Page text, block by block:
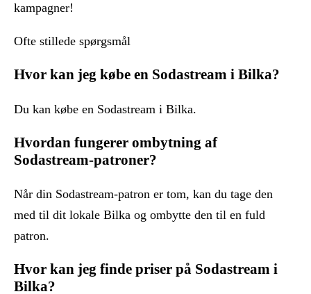
kampagner!
Ofte stillede spørgsmål
Hvor kan jeg købe en Sodastream i Bilka?
Du kan købe en Sodastream i Bilka.
Hvordan fungerer ombytning af
Sodastream-patroner?
Når din Sodastream-patron er tom, kan du tage den
med til dit lokale Bilka og ombytte den til en fuld
patron.
Hvor kan jeg finde priser på Sodastream i
Bilka?